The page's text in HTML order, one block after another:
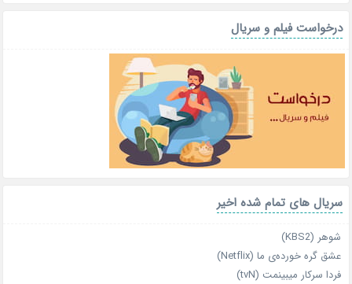
درخواست فیلم و سریال
سریال های تمام شده اخیر
شوهر (KBS2)
عشق گره خورده‌ی ما (Netflix)
فردا سرکار میبینمت (tvN)